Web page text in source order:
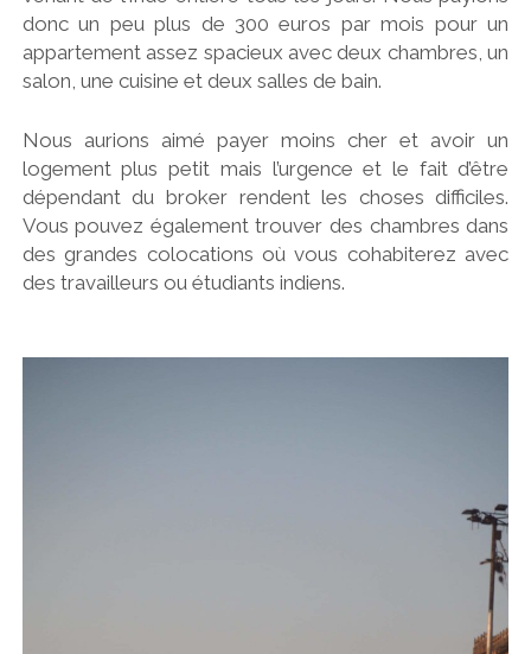
donc un peu plus de 300 euros par mois pour un
appartement assez spacieux avec deux chambres, un
salon, une cuisine et deux salles de bain.
Nous aurions aimé payer moins cher et avoir un
logement plus petit mais l’urgence et le fait d’être
dépendant du broker rendent les choses difficiles.
Vous pouvez également trouver des chambres dans
des grandes colocations où vous cohabiterez avec
des travailleurs ou étudiants indiens.